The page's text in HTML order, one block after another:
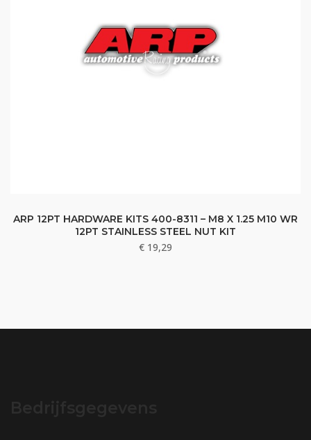
ARP 12PT HARDWARE KITS 400-8311 – M8 X 1.25 M10 WR
12PT STAINLESS STEEL NUT KIT
€ 19,29